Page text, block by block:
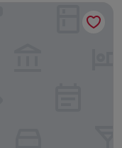
Sarasota South by